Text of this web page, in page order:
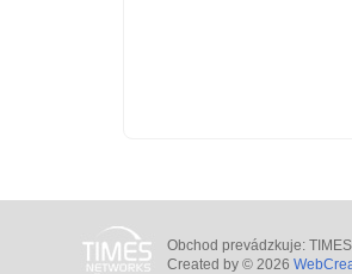
Obchod prevádzkuje:
Created by © 2026